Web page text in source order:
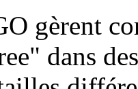
gèrent
dans